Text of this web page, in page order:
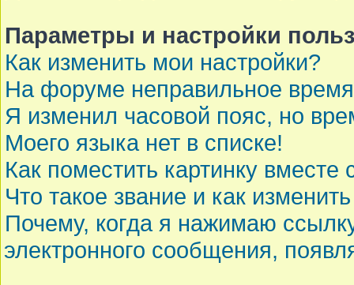
Параметры и настройки
Как изменить мои настройки?
На форуме неправильное
Я изменил часовой пояс, но
Моего языка нет в списке!
Как поместить картинку
Что такое звание и как
Почему, когда я нажимаю
электронного сообщения,